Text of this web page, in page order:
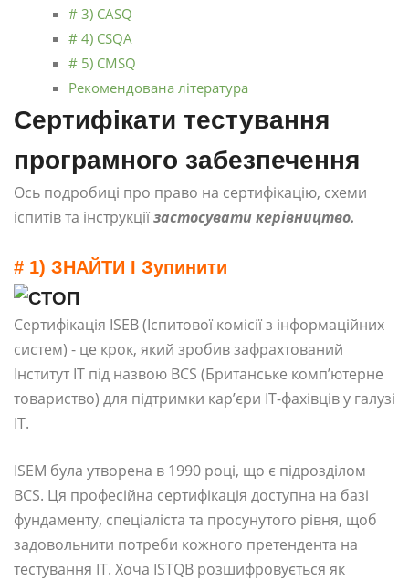
# 3) CASQ
# 4) CSQA
# 5) CMSQ
Рекомендована література
Сертифікати тестування
програмного забезпечення
Ось подробиці про право на сертифікацію, схеми
іспитів та інструкціїзастосувати керівництво.
# 1) ЗНАЙТИ І Зупинити
Сертифікація ISEB (Іспитової комісії з інформаційних
систем) - це крок, який зробив зафрахтований
Інститут ІТ під назвою BCS (Британське комп’ютерне
товариство) для підтримки кар’єри ІТ-фахівців у галузі
ІТ.
ISEM була утворена в 1990 році, що є підрозділом
BCS. Ця професійна сертифікація доступна на базі
фундаменту, спеціаліста та просунутого рівня, щоб
задовольнити потреби кожного претендента на
тестування ІТ. Хоча ISTQB розшифровується як